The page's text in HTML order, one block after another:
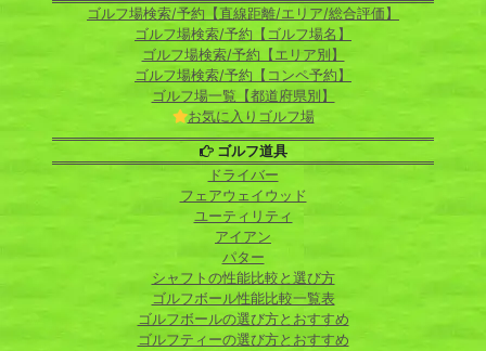
ゴルフ場検索/予約【直線距離/エリア/総合評価】
ゴルフ場検索/予約【ゴルフ場名】
ゴルフ場検索/予約【エリア別】
ゴルフ場検索/予約【コンペ予約】
ゴルフ場一覧【都道府県別】
お気に入りゴルフ場
ゴルフ道具
ドライバー
フェアウェイウッド
ユーティリティ
アイアン
パター
シャフトの性能比較と選び方
ゴルフボール性能比較一覧表
ゴルフボールの選び方とおすすめ
ゴルフティーの選び方とおすすめ